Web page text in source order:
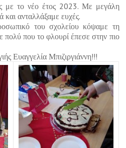
με το νέο έτος 2023. Με μεγάλη
και ανταλλάξαμε ευχές.
του σχολείου κόψαμε τη
πολύ που το φλουρί έπεσε στην πιο
Ευαγγελία Μπιζιργιάννη!!!